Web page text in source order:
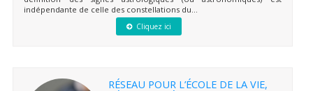
indépendante de celle des constellations du...
Cliquez ici
RÉSEAU POUR L’ÉCOLE DE LA VIE,